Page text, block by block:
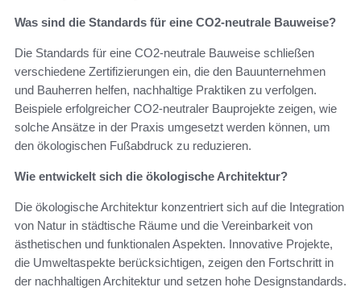
Was sind die Standards für eine CO2-neutrale Bauweise?
Die Standards für eine CO2-neutrale Bauweise schließen
verschiedene Zertifizierungen ein, die den Bauunternehmen
und Bauherren helfen, nachhaltige Praktiken zu verfolgen.
Beispiele erfolgreicher CO2-neutraler Bauprojekte zeigen, wie
solche Ansätze in der Praxis umgesetzt werden können, um
den ökologischen Fußabdruck zu reduzieren.
Wie entwickelt sich die ökologische Architektur?
Die ökologische Architektur konzentriert sich auf die Integration
von Natur in städtische Räume und die Vereinbarkeit von
ästhetischen und funktionalen Aspekten. Innovative Projekte,
die Umweltaspekte berücksichtigen, zeigen den Fortschritt in
der nachhaltigen Architektur und setzen hohe Designstandards.